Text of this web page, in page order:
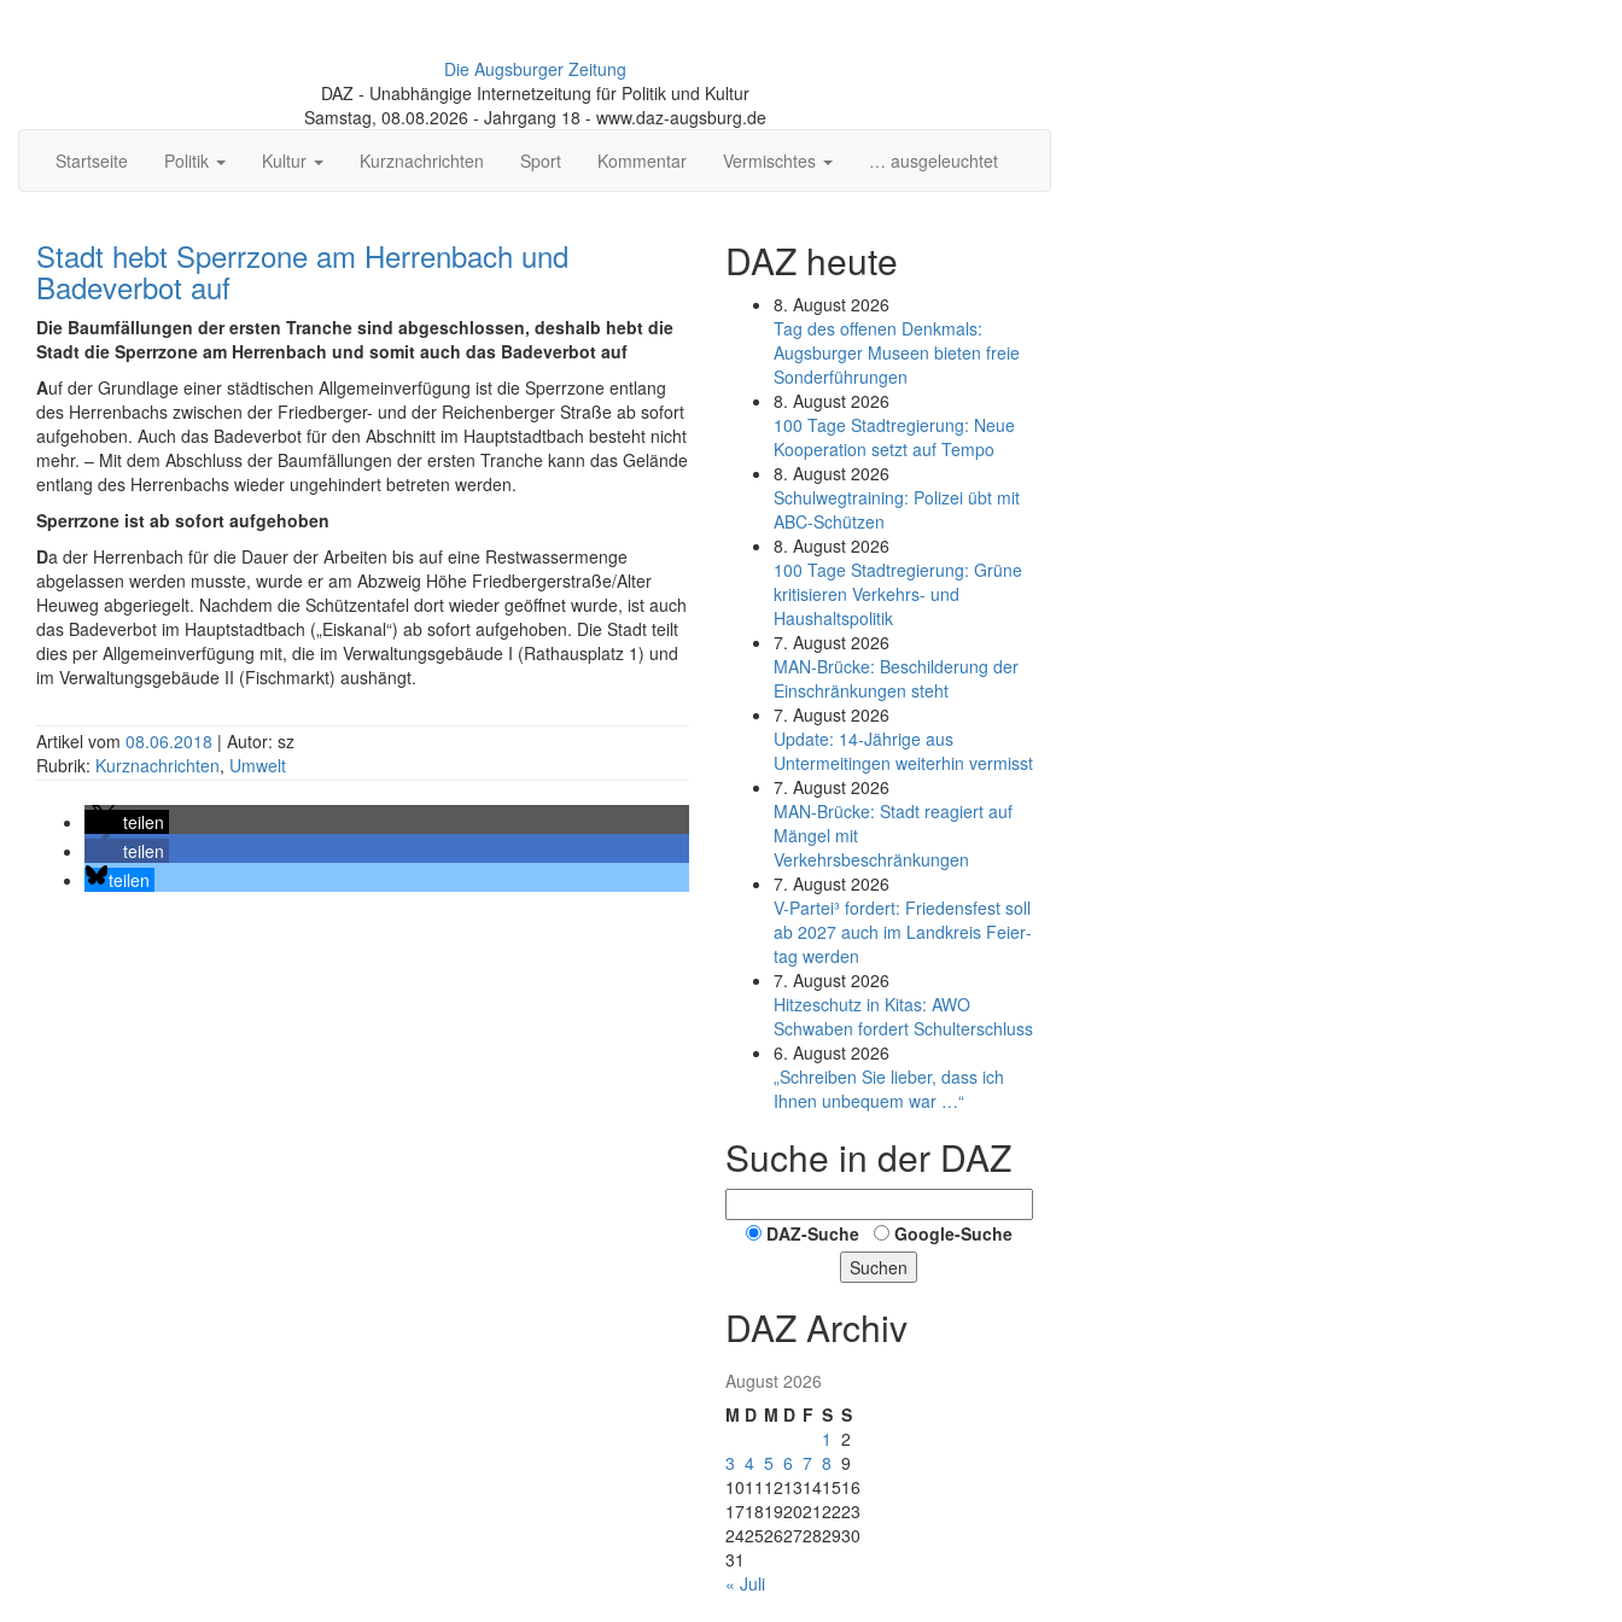
Die Augsburger Zeitung
DAZ - Unabhängige Internetzeitung für Politik und Kultur
Samstag, 08.08.2026 - Jahrgang 18 - www.daz-augsburg.de
Startseite
Politik Kultur Kurznachrichten Sport Kommentar Vermischtes … ausgeleuchtet
Stadt hebt Sperrzone am Herrenbach und
Badeverbot auf
Die Baumfällungen der ersten Tranche sind abgeschlossen, deshalb hebt die
Stadt die Sperrzone am Herrenbach und somit auch das Badeverbot auf
Auf der Grundlage einer städtischen Allgemeinverfügung ist die Sperrzone entlang
des Herrenbachs zwischen der Friedberger- und der Reichenberger Straße ab sofort
aufgehoben. Auch das Badeverbot für den Abschnitt im Hauptstadtbach besteht nicht
mehr. – Mit dem Abschluss der Baumfällungen der ersten Tranche kann das Gelände
entlang des Herrenbachs wieder ungehindert betreten werden.
Sperrzone ist ab sofort aufgehoben
Da der Herrenbach für die Dauer der Arbeiten bis auf eine Restwassermenge
abgelassen werden musste, wurde er am Abzweig Höhe Friedbergerstraße/Alter
Heuweg abgeriegelt. Nachdem die Schützentafel dort wieder geöffnet wurde, ist auch
das Badeverbot im Hauptstadtbach („Eiskanal“) ab sofort aufgehoben. Die Stadt teilt
dies per Allgemeinverfügung mit, die im Verwaltungsgebäude I (Rathausplatz 1) und
im Verwaltungsgebäude II (Fischmarkt) aushängt.
Artikel vom 08.06.2018 | Autor: sz
Rubrik: Kurznachrichten, Umwelt
teilen
teilen
teilen
DAZ heute
8. August 2026
Tag des offenen Denkmals:
Augsburger Museen bieten freie
Sonderführungen
8. August 2026
100 Tage Stadtregierung: Neue
Kooperation setzt auf Tempo
8. August 2026
Schul­weg­trai­ning: Poli­zei übt mit
ABC-Schüt­zen
8. August 2026
100 Tage Stadtregierung: Grüne
kritisieren Verkehrs- und
Haushaltspolitik
7. August 2026
MAN-Brücke: Beschilderung der
Einschränkungen steht
7. August 2026
Update: 14-Jährige aus
Untermeitingen weiterhin vermisst
7. August 2026
MAN-Brücke: Stadt reagiert auf
Mängel mit
Verkehrsbeschränkungen
7. August 2026
V-Partei­³ fordert: Friedens­fest soll
ab 2027 auch im Land­kreis Feier­
tag werden
7. August 2026
Hitzeschutz in Kitas: AWO
Schwaben fordert Schulterschluss
6. August 2026
„Schreiben Sie lieber, dass ich
Ihnen unbequem war …“
Suche in der DAZ
DAZ-Suche
Google-Suche
Suchen
DAZ Archiv
August 2026
M D M D F S S
1 2
3 4 5 6 7 8 9
1011 1213141516
17181920212223
24252627282930
31
« Juli